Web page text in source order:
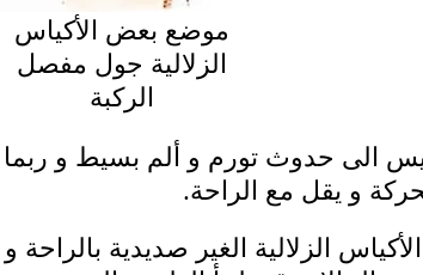
موضع بعض الأكياس
الزلالية جول مفصل
الركبة
الى حدوث تورم و ألم بسيط و
و يقل مع الراحة.
الزلالية الغير صديدية بالراحة